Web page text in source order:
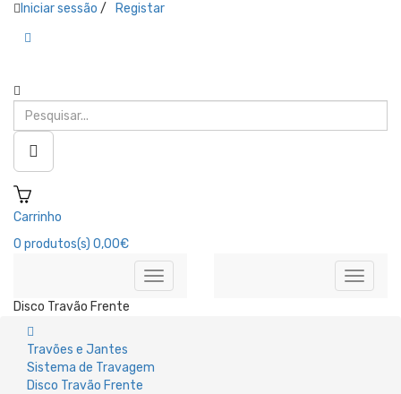
Iniciar sessão / Registar
Carrinho
0 produtos(s) 0,00€
Disco Travão Frente
Travões e Jantes
Sistema de Travagem
Disco Travão Frente